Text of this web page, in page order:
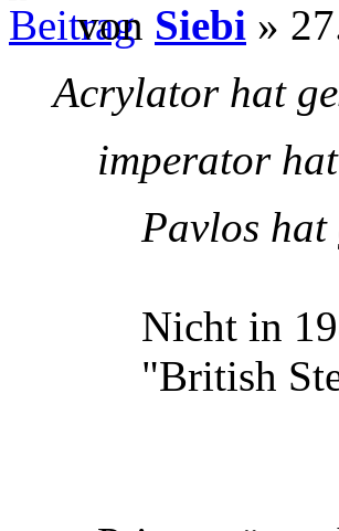
von Siebi »
Acrylator hat
imperator
Pavlos hat
Nicht in
"British